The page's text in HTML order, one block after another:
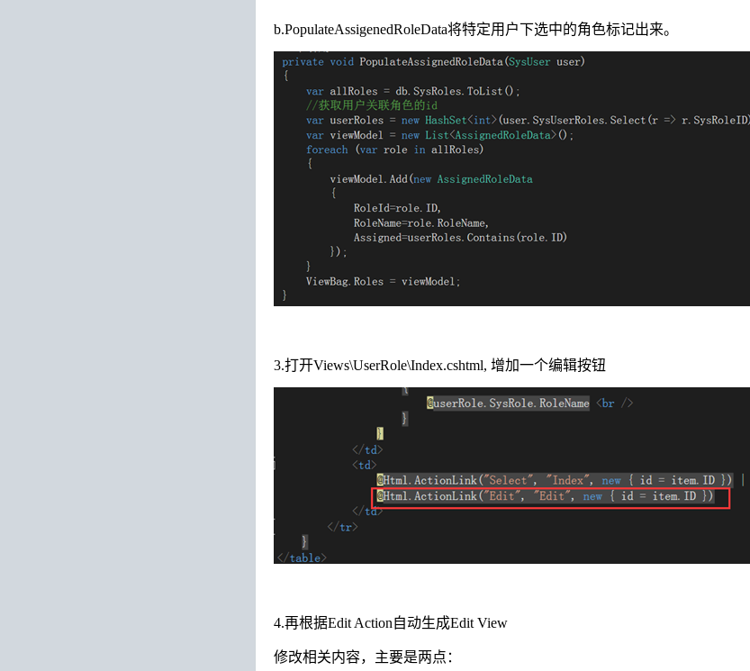
b.PopulateAssigenedRoleData将特定用户下选中的角色标记出来。
3.打开Views\UserRole\Index.cshtml, 增加一个编辑按钮
4.再根据Edit Action自动生成Edit View
修改相关内容，主要是两点：